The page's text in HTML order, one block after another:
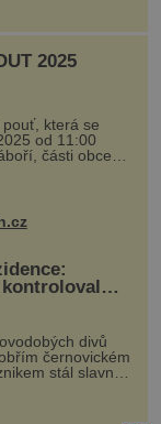
2025
která se
od 11:00
části obce
naleznete
kostela,
kontroloval
divů
černovickém
stál slavný
Hlávka. Ten si
záležet. Jeho